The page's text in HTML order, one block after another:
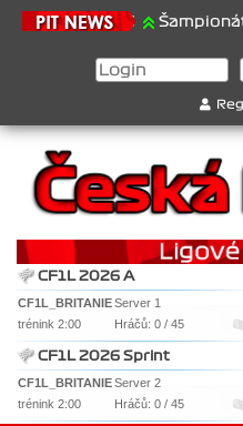
21.6.2026 Šampionát
CF1L 2026 A
CF1L_BRITANIEServer 1
trénink 2:00
Hráčů: 0 / 45
CF1L 2026 Sprint
CF1L_BRITANIEServer 2
trénink 2:00
Hráčů: 0 / 45